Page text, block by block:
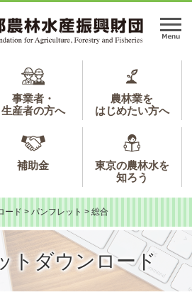
メ
事業者・
生産者の方へ
農林業を
はじめたい方へ
補助金
東京の農林水を
知ろう
ード > パンフレット > 総合
トダウンロード